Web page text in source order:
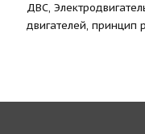
ДВС,
двигателей, принцип